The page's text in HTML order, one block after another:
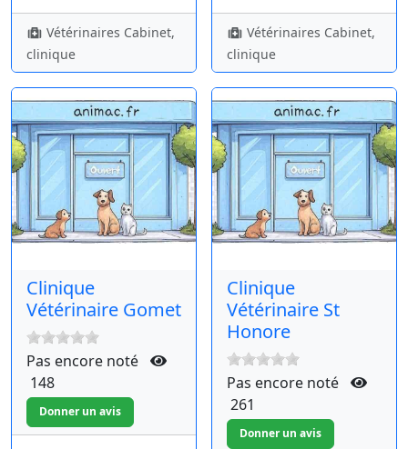
Vétérinaires Cabinet,
clinique
Vétérinaires Cabinet,
clinique
Clinique
Vétérinaire Gomet
Pas encore noté
148
Clinique
Vétérinaire St
Honore
Pas encore noté
261